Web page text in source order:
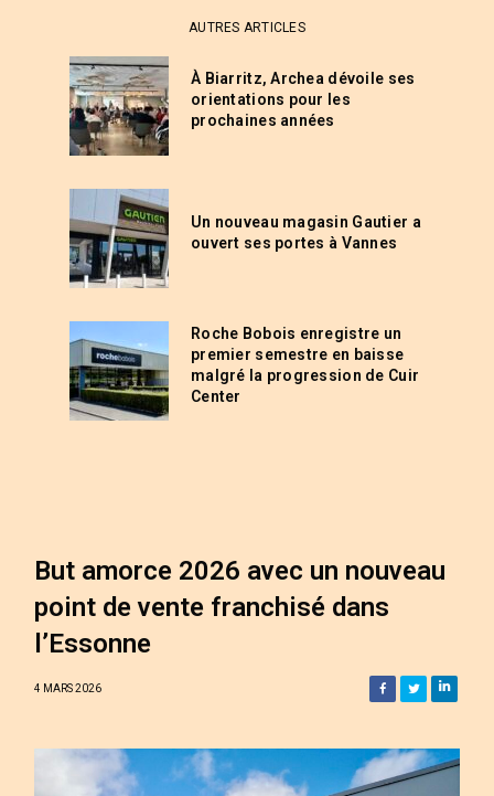
AUTRES ARTICLES
À Biarritz, Archea dévoile ses
orientations pour les
prochaines années
Un nouveau magasin Gautier a
ouvert ses portes à Vannes
Roche Bobois enregistre un
premier semestre en baisse
malgré la progression de Cuir
Center
But amorce 2026 avec un nouveau
point de vente franchisé dans
l’Essonne
4 MARS 2026